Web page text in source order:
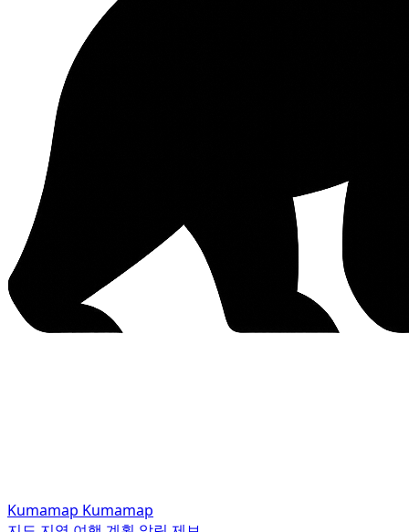
Kumamap Kumamap